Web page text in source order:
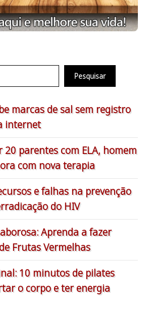
Pesquisar
marcas de sal sem registro
internet
20 parentes com ELA, homem
com nova terapia
e falhas na prevenção
do HIV
Aprenda a fazer
Frutas Vermelhas
10 minutos de pilates
o corpo e ter energia